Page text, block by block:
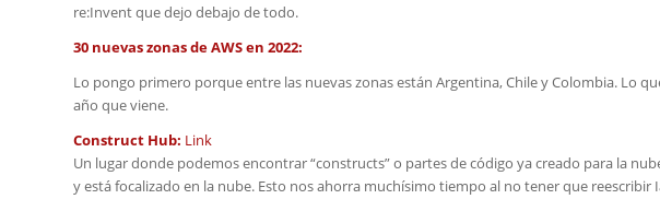
re:Invent que dejo debajo de todo.
30 nuevas zonas de AWS en 2022:
Lo pongo primero porque entre las nuevas zonas están Argentina, Chile y Colombia. Lo
año que viene.
Construct Hub: Link
Un lugar donde podemos encontrar “constructs” o partes de código ya creado para la
y está focalizado en la nube. Esto nos ahorra muchísimo tiempo al no tener que reescribir